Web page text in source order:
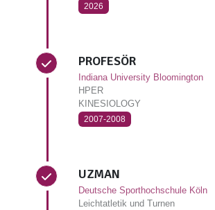
2026
PROFESÖR
Indiana University Bloomington
HPER
KINESIOLOGY
2007-2008
UZMAN
Deutsche Sporthochschule Köln
Leichtatletik und Turnen